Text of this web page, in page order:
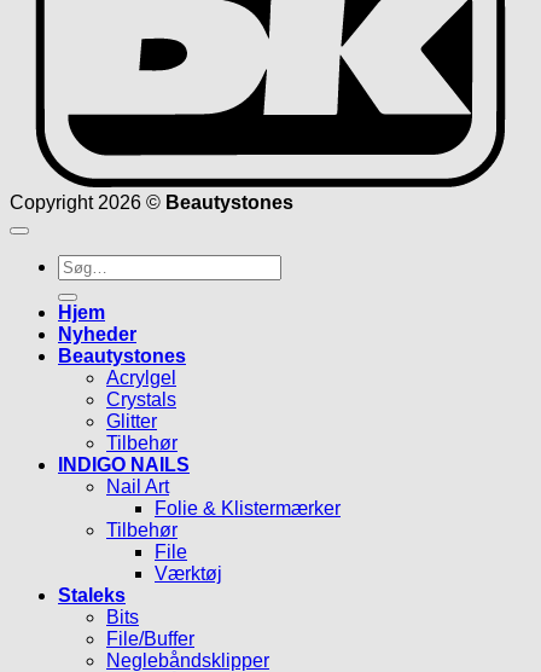
Copyright 2026 © Beautystones
Søg
efter:
Hjem
Nyheder
Beautystones
Acrylgel
Crystals
Glitter
Tilbehør
INDIGO NAILS
Nail Art
Folie & Klistermærker
Tilbehør
File
Værktøj
Staleks
Bits
File/Buffer
Neglebåndsklipper